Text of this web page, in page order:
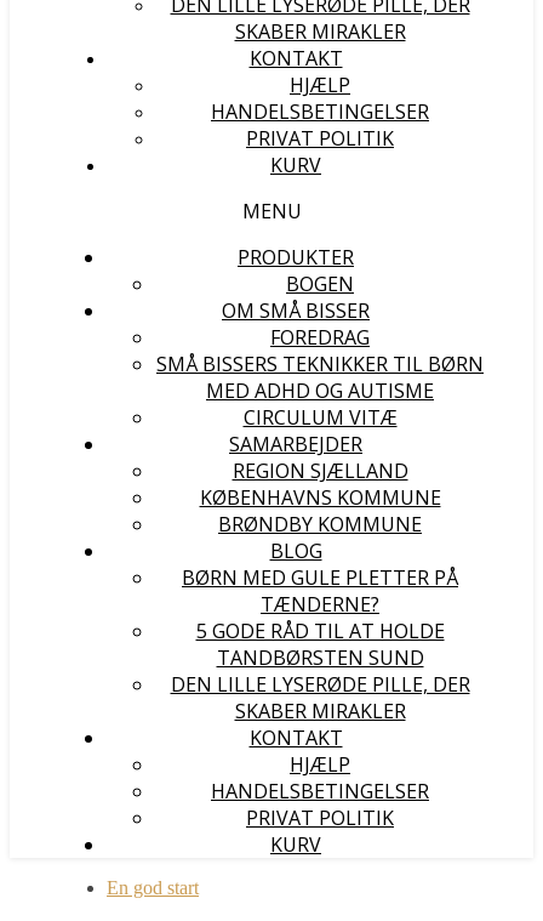
SKABER MIRAKLER
KONTAKT
HJÆLP
HANDELSBETINGELSER
PRIVAT POLITIK
KURV
MENU
PRODUKTER
BOGEN
OM SMÅ BISSER
FOREDRAG
SMÅ BISSERS TEKNIKKER TIL BØRN
MED ADHD OG AUTISME
CIRCULUM VITÆ
SAMARBEJDER
REGION SJÆLLAND
KØBENHAVNS KOMMUNE
BRØNDBY KOMMUNE
BLOG
BØRN MED GULE PLETTER PÅ
TÆNDERNE?
5 GODE RÅD TIL AT HOLDE
TANDBØRSTEN SUND
DEN LILLE LYSERØDE PILLE, DER
SKABER MIRAKLER
KONTAKT
HJÆLP
HANDELSBETINGELSER
PRIVAT POLITIK
KURV
En god start